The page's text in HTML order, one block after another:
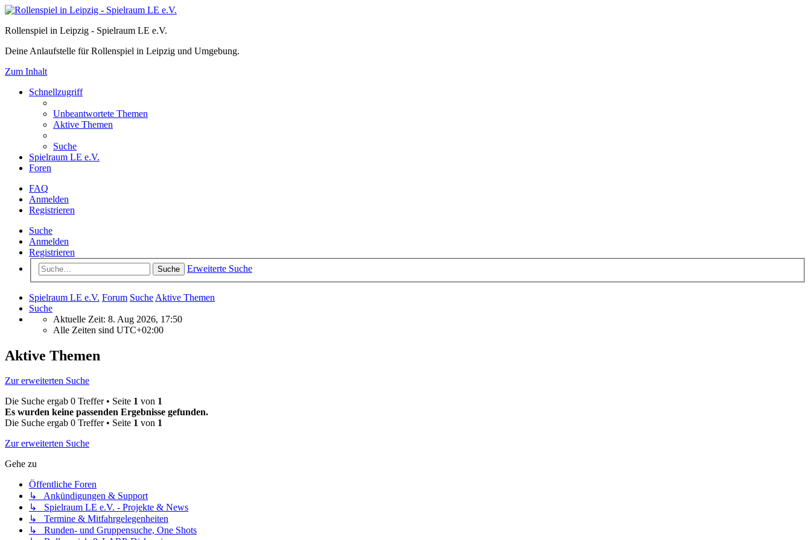
Rollenspiel in Leipzig - Spielraum LE e.V.
Deine Anlaufstelle für Rollenspiel in Leipzig und Umgebung.
Zum Inhalt
Schnellzugriff
Unbeantwortete Themen
Aktive Themen
Suche
Spielraum LE e.V.
Foren
FAQ
Anmelden
Registrieren
Suche
Anmelden
Registrieren
Suche Erweiterte Suche
Spielraum LE e.V. Forum Suche Aktive Themen
Suche
Aktuelle Zeit: 8. Aug 2026, 17:50
Alle Zeiten sind UTC+02:00
Aktive Themen
Zur erweiterten Suche
Die Suche ergab 0 Treffer • Seite 1 von 1
Es wurden keine passenden Ergebnisse gefunden.
Die Suche ergab 0 Treffer • Seite 1 von 1
Zur erweiterten Suche
Gehe zu
Öffentliche Foren
↳ Ankündigungen & Support
↳ Spielraum LE e.V. - Projekte & News
↳ Termine & Mitfahrgelegenheiten
↳ Runden- und Gruppensuche, One Shots